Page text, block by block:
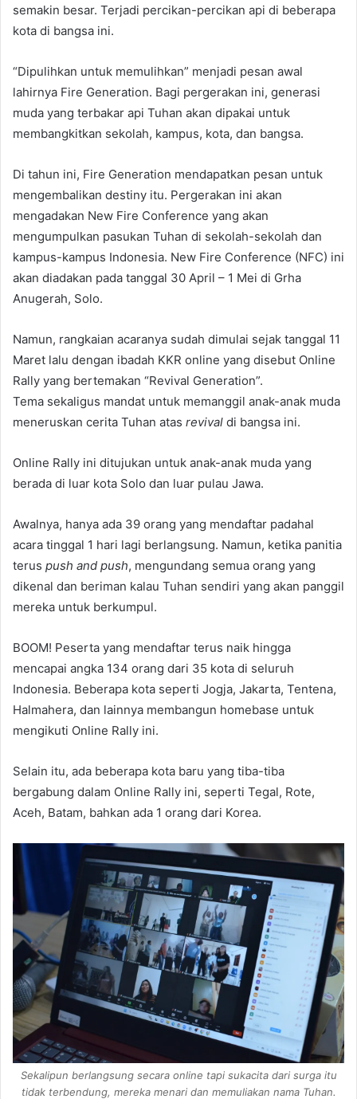
semakin besar. Terjadi percikan-percikan api di beberapa
kota di bangsa ini.
“Dipulihkan untuk memulihkan” menjadi pesan awal
lahirnya Fire Generation. Bagi pergerakan ini, generasi
muda yang terbakar api Tuhan akan dipakai untuk
membangkitkan sekolah, kampus, kota, dan bangsa.
Di tahun ini, Fire Generation mendapatkan pesan untuk
mengembalikan destiny itu. Pergerakan ini akan
mengadakan New Fire Conference yang akan
mengumpulkan pasukan Tuhan di sekolah-sekolah dan
kampus-kampus Indonesia. New Fire Conference (NFC) ini
akan diadakan pada tanggal 30 April – 1 Mei di Grha
Anugerah, Solo.
Namun, rangkaian acaranya sudah dimulai sejak tanggal 11
Maret lalu dengan ibadah KKR online yang disebut Online
Rally yang bertemakan “Revival Generation”.
Tema sekaligus mandat untuk memanggil anak-anak muda
meneruskan cerita Tuhan atas revival di bangsa ini.
Online Rally ini ditujukan untuk anak-anak muda yang
berada di luar kota Solo dan luar pulau Jawa.
Awalnya, hanya ada 39 orang yang mendaftar padahal
acara tinggal 1 hari lagi berlangsung. Namun, ketika panitia
terus push and push, mengundang semua orang yang
dikenal dan beriman kalau Tuhan sendiri yang akan panggil
mereka untuk berkumpul.
BOOM! Peserta yang mendaftar terus naik hingga
mencapai angka 134 orang dari 35 kota di seluruh
Indonesia. Beberapa kota seperti Jogja, Jakarta, Tentena,
Halmahera, dan lainnya membangun homebase untuk
mengikuti Online Rally ini.
Selain itu, ada beberapa kota baru yang tiba-tiba
bergabung dalam Online Rally ini, seperti Tegal, Rote,
Aceh, Batam, bahkan ada 1 orang dari Korea.
Sekalipun berlangsung secara online tapi sukacita dari surga itu
tidak terbendung, mereka menari dan memuliakan nama Tuhan.